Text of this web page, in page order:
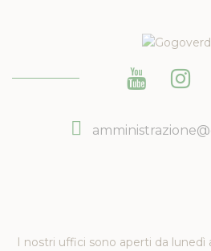
I nostri uffici sono aperti da lunedì